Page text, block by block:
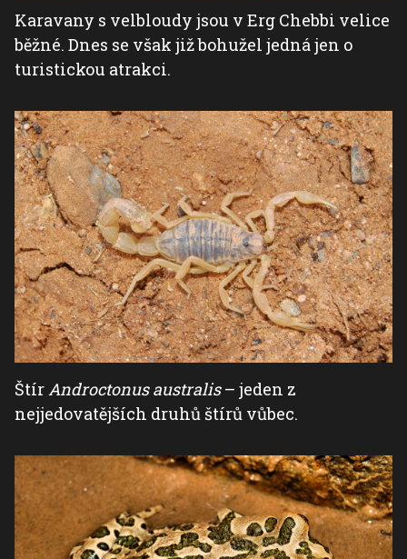
Karavany s velbloudy jsou v Erg Chebbi velice
běžné. Dnes se však již bohužel jedná jen o
turistickou atrakci.
ŠtírAndroctonus australis– jeden z
nejjedovatějších druhů štírů vůbec.